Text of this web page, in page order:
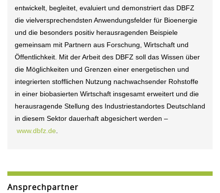
entwickelt, begleitet, evaluiert und demonstriert das DBFZ
die vielversprechendsten Anwendungsfelder für Bioenergie
und die besonders positiv herausragenden Beispiele
gemeinsam mit Partnern aus Forschung, Wirtschaft und
Öffentlichkeit. Mit der Arbeit des DBFZ soll das Wissen über
die Möglichkeiten und Grenzen einer energetischen und
integrierten stofflichen Nutzung nachwachsender Rohstoffe
in einer biobasierten Wirtschaft insgesamt erweitert und die
herausragende Stellung des Industriestandortes Deutschland
in diesem Sektor dauerhaft abgesichert werden –
www.dbfz.de
Ansprechpartner